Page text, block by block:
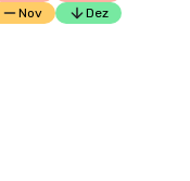
Nov Dez